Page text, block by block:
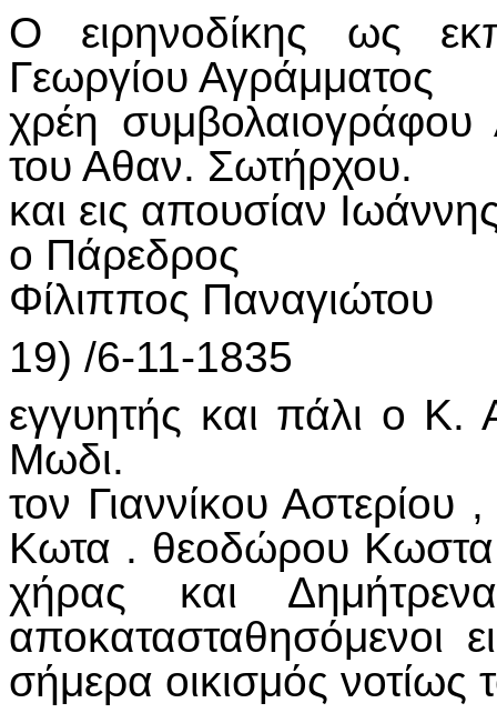
Ο ειρηνοδίκης ως
Γεωργίου Αγράμματος
χρέη
του Αθαν. Σωτήρχου.
και εις απουσίαν
ο Πάρεδρος
Φίλιππος Παναγιώτου
19) /6-11-1835
εγγυητής και πάλι ο Κ.
Μωδι.
τον Γιαννίκου
Κωτα . θεοδώρου Κωστα,
χήρας και
αποκατασταθησόμενοι
σήμερα οικισμός νοτίως